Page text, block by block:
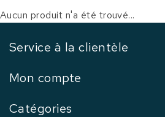
Aucun produit n'a été trouvé...
Service à la clientèle
Mon compte
Catégories